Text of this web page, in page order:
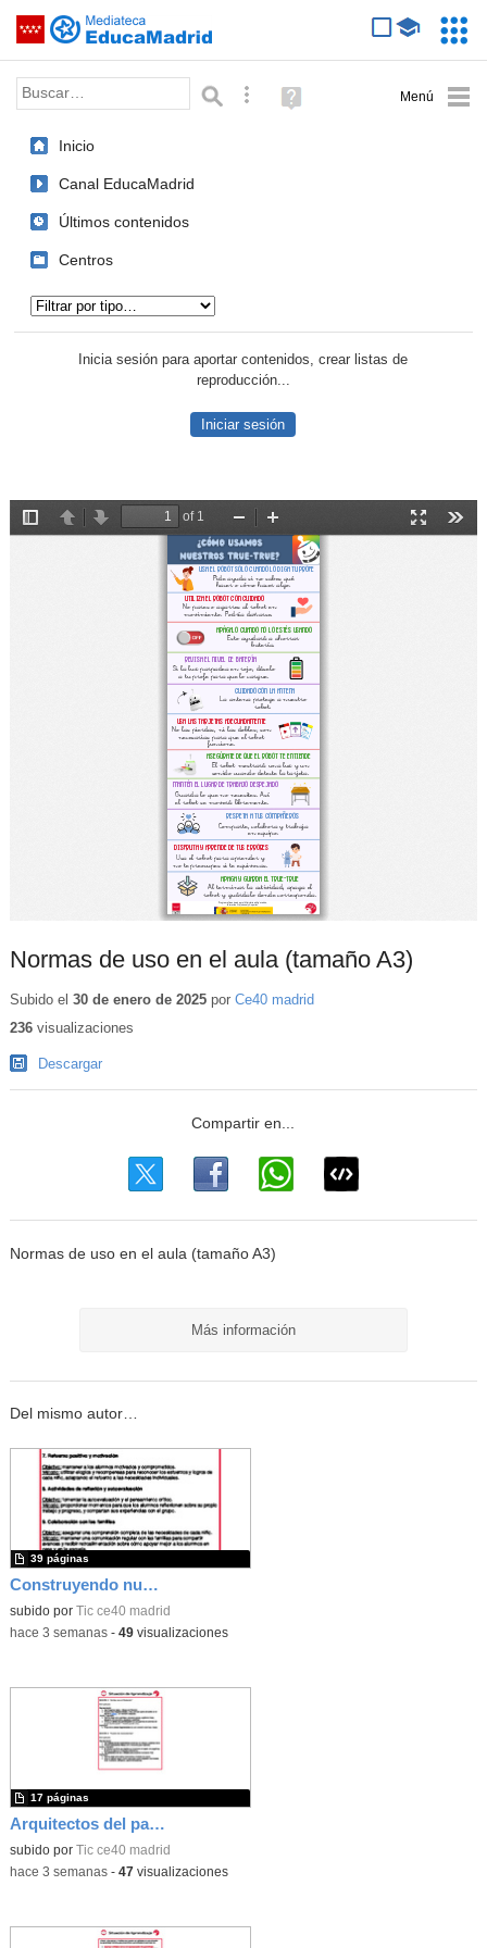
Saltar navegación
Palabra o frase: Búsqueda avanzada
Ayuda
(en
Inicio
Canal EducaMadrid
Últimos contenidos
Centros
Inicia sesión para aportar contenidos, crear listas de
reproducción...
Iniciar sesión
Normas de uso en el aula (tamaño A3)
Subido el 30 de enero de 2025por Ce40 madrid
236visualizaciones
Descargar
Normas de uso en el aula (tamaño A3)
Más información
Del mismo autor…
Construyendo nuestro parque de atracciones
subido por Tic ce40 madrid
39 páginas
-hace 3 semanas- 49visualizaciones
Arquitectos del pasado
subido por Tic ce40 madrid
17 páginas
-hace 3 semanas- 47visualizaciones